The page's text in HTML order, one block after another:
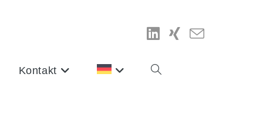
Kontakt Website-